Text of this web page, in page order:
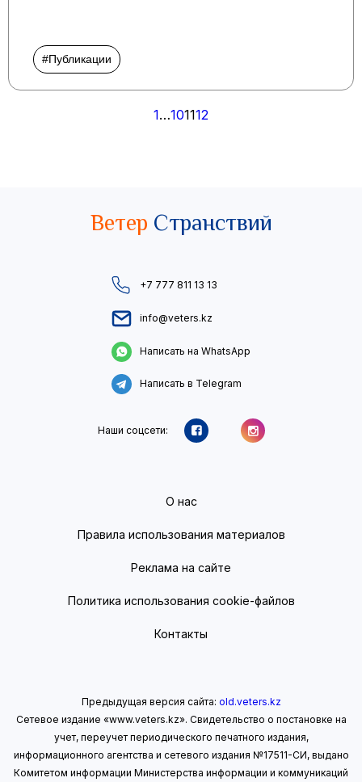
#Публикации
1…101112
Ветер Странствий
+7 777 811 13 13
info@veters.kz
Написать на WhatsApp
Написать в Telegram
Наши соцсети:
О нас
Правила использования материалов
Реклама на сайте
Политика использования cookie-файлов
Контакты
Предыдущая версия сайта: old.veters.kz
Сетевое издание «www.veters.kz». Свидетельство о постановке на
учет, переучет периодического печатного издания,
информационного агентства и сетевого издания №17511-СИ, выдано
Комитетом информации Министерства информации и коммуникаций